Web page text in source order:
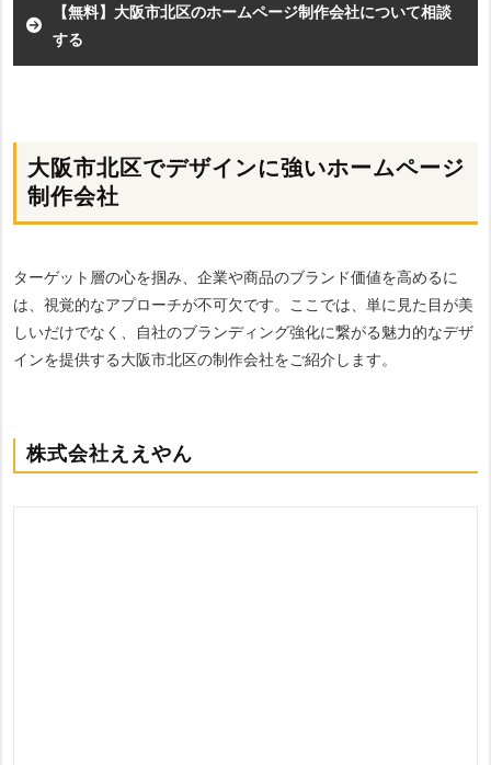
【無料】大阪市北区のホームページ制作会社について相談
する
大阪市北区でデザインに強いホームページ
制作会社
ターゲット層の心を掴み、企業や商品のブランド価値を高めるに
は、視覚的なアプローチが不可欠です。ここでは、単に見た目が美
しいだけでなく、自社のブランディング強化に繋がる魅力的なデザ
インを提供する大阪市北区の制作会社をご紹介します。
株式会社ええやん